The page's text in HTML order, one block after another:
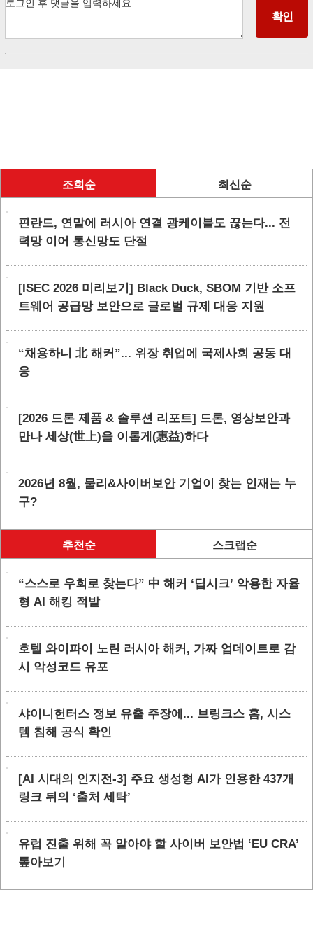
조회순 최신순
핀란드, 연말에 러시아 연결 광케이블도 끊는다... 전
력망 이어 통신망도 단절
[ISEC 2026 미리보기] Black Duck, SBOM 기반 소프
트웨어 공급망 보안으로 글로벌 규제 대응 지원
“채용하니 北 해커”... 위장 취업에 국제사회 공동 대
응
[2026 드론 제품 & 솔루션 리포트] 드론, 영상보안과
만나 세상(世上)을 이롭게(惠益)하다
2026년 8월, 물리&사이버보안 기업이 찾는 인재는 누
구?
추천순 스크랩순
“스스로 우회로 찾는다” 中 해커 ‘딥시크’ 악용한 자율
형 AI 해킹 적발
호텔 와이파이 노린 러시아 해커, 가짜 업데이트로 감
시 악성코드 유포
샤이니헌터스 정보 유출 주장에... 브링크스 홈, 시스
템 침해 공식 확인
[AI 시대의 인지전-3] 주요 생성형 AI가 인용한 437개
링크 뒤의 ‘출처 세탁’
유럽 진출 위해 꼭 알아야 할 사이버 보안법 ‘EU CRA’
톺아보기